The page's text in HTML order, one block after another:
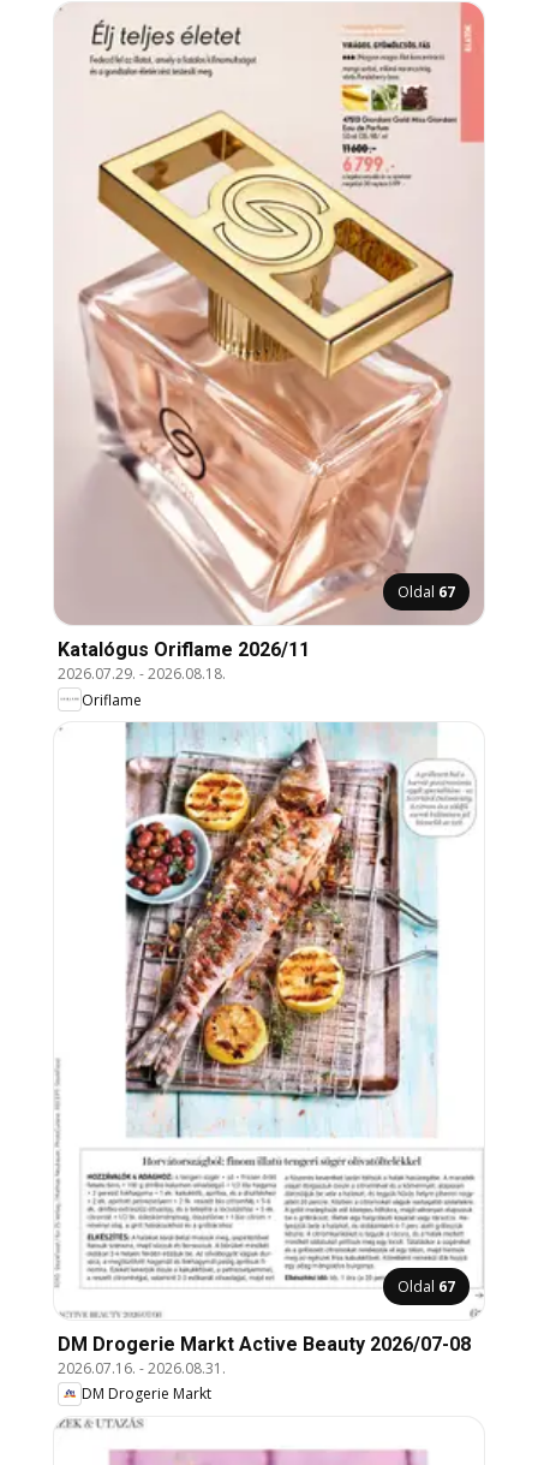
Oldal 67
Katalógus Oriflame 2026/11
2026.07.29. -2026.08.18.
Oriflame
Oldal 67
DM Drogerie Markt Active Beauty 2026/07-08
2026.07.16. -2026.08.31.
DM Drogerie Markt